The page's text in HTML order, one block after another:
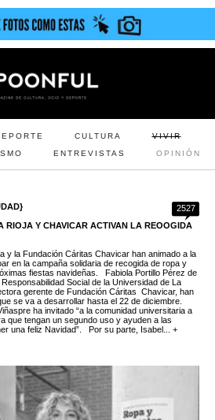
CULTURA
VIVIR
ENTREVISTAS OPINIÓN
2527
RIOJA Y CHAVICAR ACTIVAN LA REOOGIDA
y la Fundación Cáritas Chavicar han animado a la
en la campaña solidaria de recogida de ropa y
fiestas navideñas. Fabiola Portillo Pérez de
Social de la Universidad de La
gerente de Fundación Cáritas Chavicar, han
se va a desarrollar hasta el 22 de diciembre.
ha invitado “a la comunidad universitaria a
que tengan un segundo uso y ayuden a las
una feliz Navidad”. Por su parte, Isabel... +